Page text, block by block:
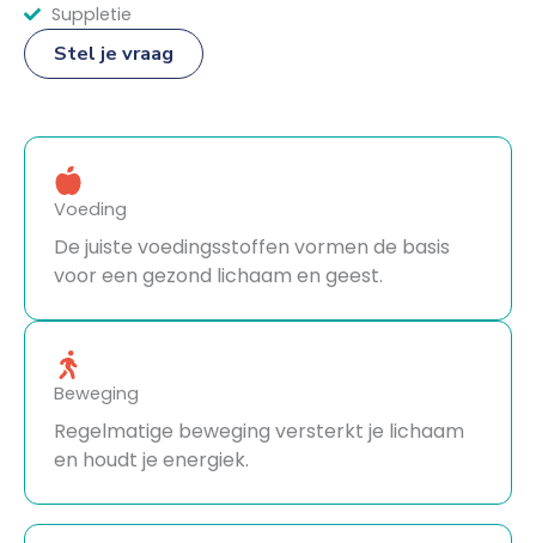
Suppletie
Stel je vraag
Voeding
De juiste voedingsstoffen vormen de basis
voor een gezond lichaam en geest.
Beweging
Regelmatige beweging versterkt je lichaam
en houdt je energiek.